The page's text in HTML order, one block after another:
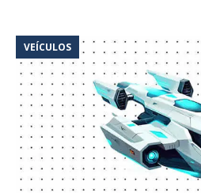
VEÍCULOS